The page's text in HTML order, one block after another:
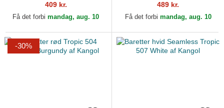
409 kr.
Få det forbi mandag, aug. 10
489 kr.
Få det forbi mandag, aug. 10
-30%